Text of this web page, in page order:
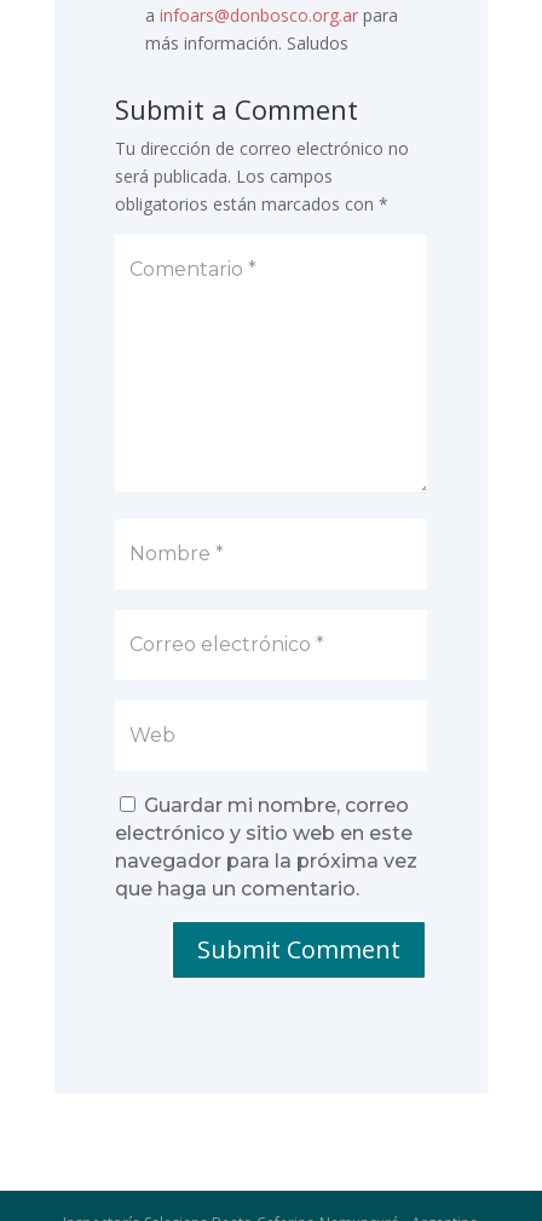
a infoars@donbosco.org.arpara
más información. Saludos
Submit a Comment
Tu dirección de correo electrónico no
será publicada. Los campos
obligatorios están marcados con *
Guardar mi nombre, correo
electrónico y sitio web en este
navegador para la próxima vez
que haga un comentario.
Submit Comment